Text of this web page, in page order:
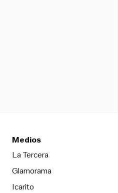
Medios
La Tercera
Glamorama
Icarito